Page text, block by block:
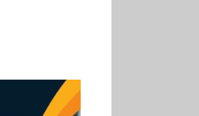
pour
consommation